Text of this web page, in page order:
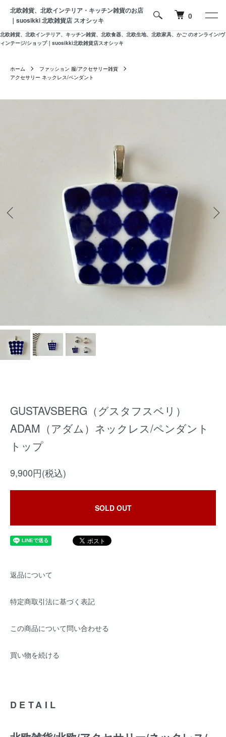
北欧雑貨、北欧インテリア、キッチン雑貨、北欧食器、北欧生地、北欧家具、かご のオンライン/ヴ
ィンテージ/ショップ｜suosikki北欧雑貨店スオシッキ
北欧雑貨、北欧インテリア・キッチン雑貨のお店
｜suosikki 北欧雑貨店 スオシッキ
0
ホーム
ファッション 服/アクセサリー雑貨
アクセサリー ネックレス/ペンダント
GUSTAVSBERG（グスタフスベリ）
ADAM（アダム）ネックレス/ペンダント
トップ
9,900円(税込)
SOLD OUT
返品について
特定商取引法に基づく表記
この商品について問い合わせる
買い物を続ける
DETAIL